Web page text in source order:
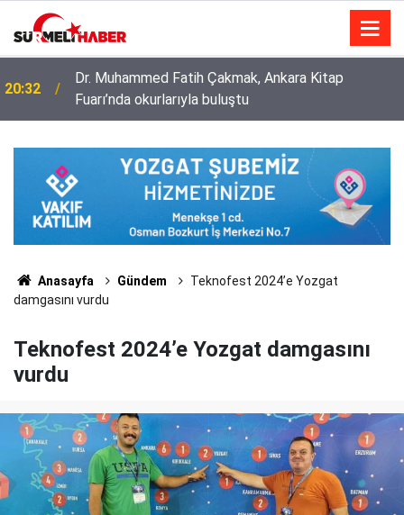
14:52
Diyanet İşleri Başkanlığı ile Türkiye Diyanet Vakfı
milyonları sevindirdi
Anasayfa Gündem
Teknofest 2024’e Yozgat
damgasını vurdu
Teknofest 2024’e Yozgat damgasını
vurdu